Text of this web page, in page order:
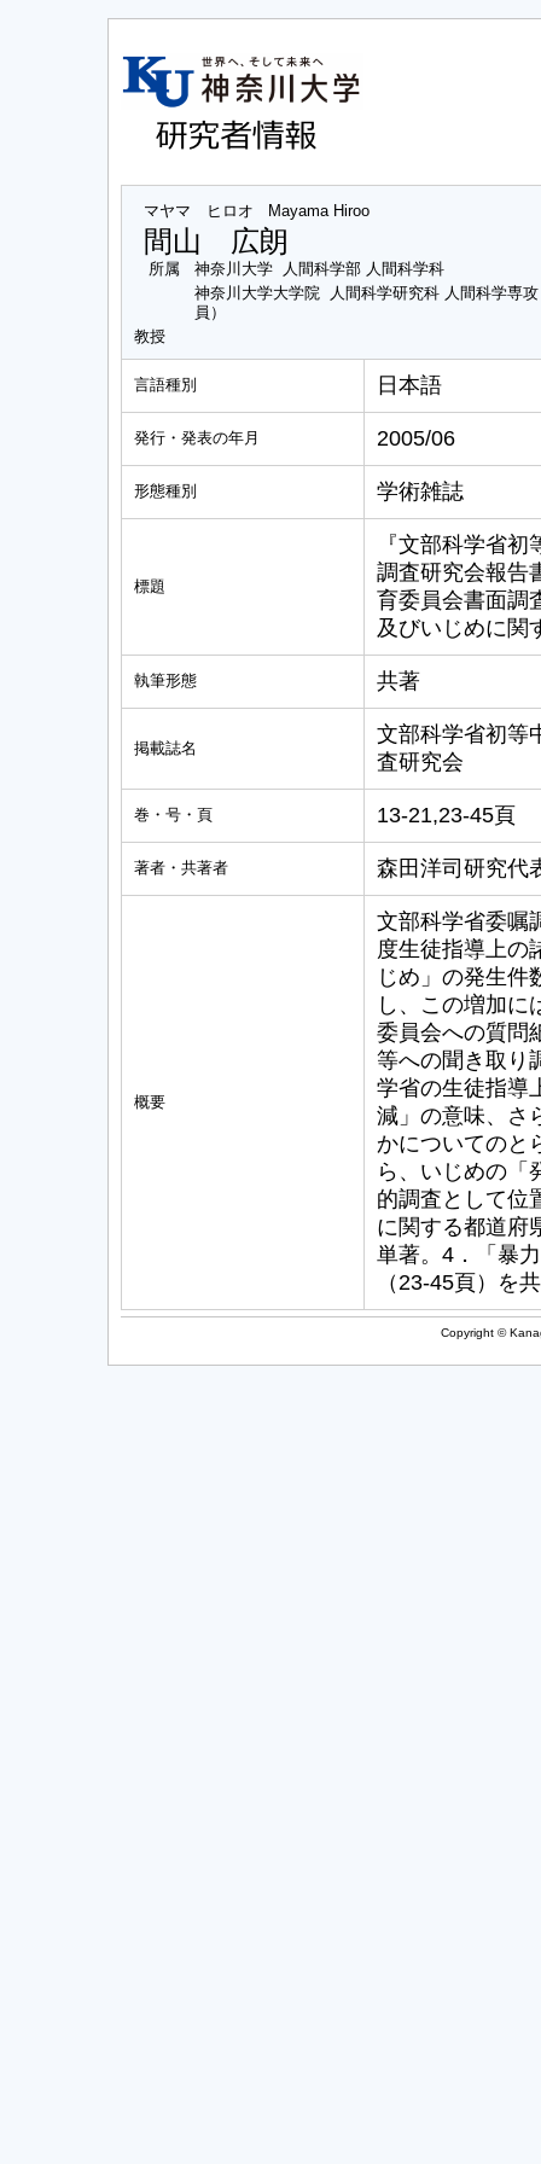
マヤマ ヒロオ Mayama Hiroo
間山 広朗
所属
神奈川大学 人間科学部 人間科学科
神奈川大学大学院 人間科学研究科 人間科学専
員）
教授
言語種別 日本語
発行・発表の年月 2005/06
形態種別 学術雑誌
標題
『文部科学省
調査研究会報告
育委員会書面調
及びいじめに関
執筆形態 共著
掲載誌名
文部科学省初等
査研究会
巻・号・頁 13-21,23-45頁
著者・共著者 森田洋司研究代
概要
文部科学省委嘱
度生徒指導上の
じめ」の発生件
し、この増加に
委員会への質問
等への聞き取り
学省の生徒指導
減」の意味、さ
かについてのと
ら、いじめの「
的調査として位
に関する都道府
単著。4．「暴
（23-45頁）を
Copyright ©